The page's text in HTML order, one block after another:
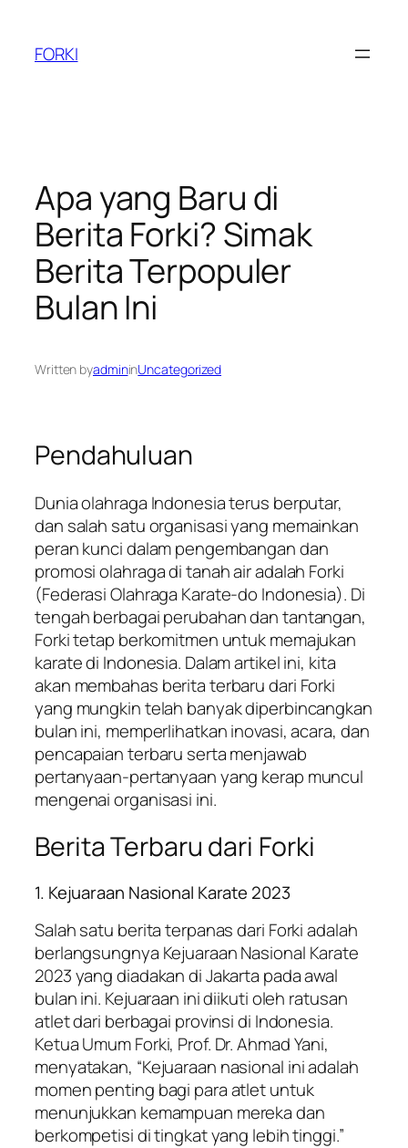
content
FORKI
Apa yang Baru di
Berita Forki? Simak
Berita Terpopuler
Bulan Ini
Written byadmininUncategorized
Pendahuluan
Dunia olahraga Indonesia terus berputar,
dan salah satu organisasi yang memainkan
peran kunci dalam pengembangan dan
promosi olahraga di tanah air adalah Forki
(Federasi Olahraga Karate-do Indonesia). Di
tengah berbagai perubahan dan tantangan,
Forki tetap berkomitmen untuk memajukan
karate di Indonesia. Dalam artikel ini, kita
akan membahas berita terbaru dari Forki
yang mungkin telah banyak diperbincangkan
bulan ini, memperlihatkan inovasi, acara, dan
pencapaian terbaru serta menjawab
pertanyaan-pertanyaan yang kerap muncul
mengenai organisasi ini.
Berita Terbaru dari Forki
1. Kejuaraan Nasional Karate 2023
Salah satu berita terpanas dari Forki adalah
berlangsungnya Kejuaraan Nasional Karate
2023 yang diadakan di Jakarta pada awal
bulan ini. Kejuaraan ini diikuti oleh ratusan
atlet dari berbagai provinsi di Indonesia.
Ketua Umum Forki, Prof. Dr. Ahmad Yani,
menyatakan, “Kejuaraan nasional ini adalah
momen penting bagi para atlet untuk
menunjukkan kemampuan mereka dan
berkompetisi di tingkat yang lebih tinggi.”